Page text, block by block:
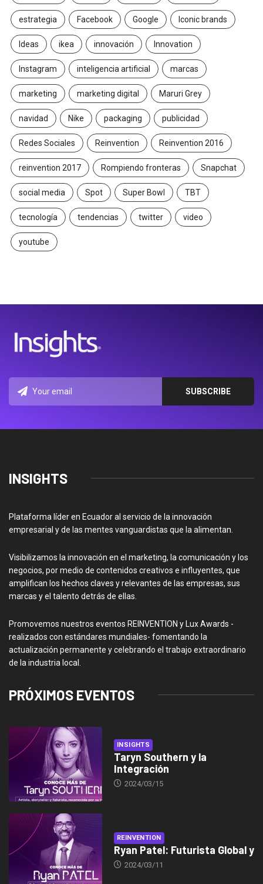
estrategia Facebook Google Iconic brands
Ideas ikea innovación Innovation
Instagram inteligencia artificial marcas
marketing marketing digital Maruri Grey
navidad Nike packaging publicidad
Redes Sociales Reinvention Reinvention 2016
reinvention 2017 Rompiendo fronteras Snapchat
social media Spot Super Bowl TBT
tecnología tendencias twitter video
youtube
INSIGHTS
Plataforma líder en Ecuador al servicio de la innovación
empresarial y de las mentes vanguardistas que la alimentan.
Visibilizamos la innovación en el marketing, la comunicación y los
negocios, por medio de contenidos creativos e influyentes, que
amplifican los hechos claves y relevantes de las empresas, sus
marcas y el talento detrás de ellas.
Promovemos nuestros eventos REINVENTION y Lux Awards -
realizados con estándares mundiales- fomentando la
actualización permanente y celebrando el trabajo extraordinario
de la industria local.
PRÓXIMOS EVENTOS
INSIGHTS
Taryn Southern y la
Integración
2024/03/15
REINVENTION
Ryan Patel: Futurista Global y
2024/03/11